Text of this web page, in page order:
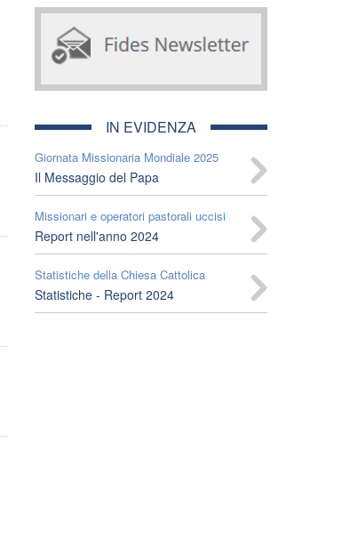
IN EVIDENZA
Giornata Missionaria Mondiale 2025
Il Messaggio del Papa
Missionari e operatori pastorali uccisi
Report nell'anno 2024
Statistiche della Chiesa Cattolica
Statistiche - Report 2024